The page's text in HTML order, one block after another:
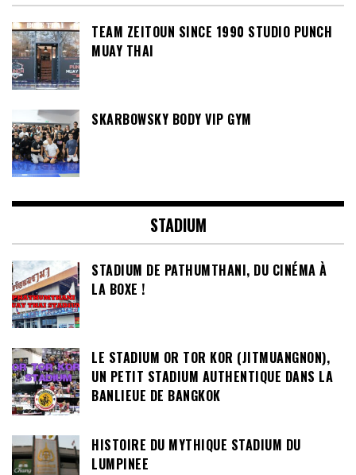
TEAM ZEITOUN SINCE 1990 STUDIO PUNCH
MUAY THAI
SKARBOWSKY BODY VIP GYM
STADIUM
STADIUM DE PATHUMTHANI, DU CINÉMA À
LA BOXE !
LE STADIUM OR TOR KOR (JITMUANGNON),
UN PETIT STADIUM AUTHENTIQUE DANS LA
BANLIEUE DE BANGKOK
HISTOIRE DU MYTHIQUE STADIUM DU
LUMPINEE